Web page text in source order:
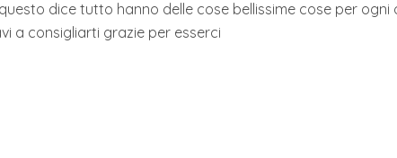
dice tutto hanno delle cose bellissime cose per
a consigliarti grazie per esserci